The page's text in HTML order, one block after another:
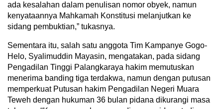
ada kesalahan dalam penulisan nomor obyek, namun
kenyataannya Mahkamah Konstitusi melanjutkan ke
sidang pembuktian,” tukasnya.
Sementara itu, salah satu anggota Tim Kampanye Gogo-
Helo, Syalimuddin Mayasin, mengatakan, pada sidang
Pengadilan Tinggi Palangkaraya hakim memutuskan
menerima banding tiga terdakwa, namun dengan putusan
memperkuat Putusan hakim Pengadilan Negeri Muara
Teweh dengan hukuman 36 bulan pidana dikurangi masa